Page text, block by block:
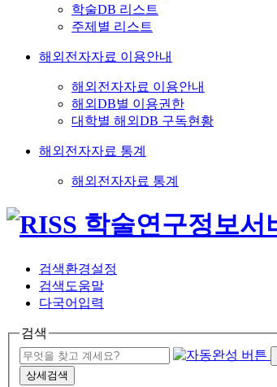
학술DB 리스트
주제별 리스트
해외전자자료 이용안내
해외전자자료 이용안내
해외DB별 이용권한
대학별 해외DB 구독현황
해외전자자료 통계
해외전자자료 통계
검색환경설정
검색도움말
다국어입력
검색
상세검색